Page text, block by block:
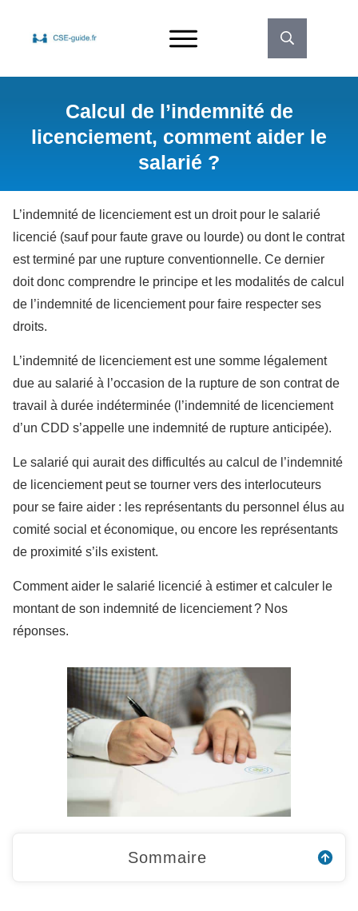
Calcul de l’indemnité de
licenciement, comment aider le
salarié ?
L’indemnité de licenciement est un droit pour le salarié
licencié (sauf pour faute grave ou lourde) ou dont le contrat
est terminé par une rupture conventionnelle. Ce dernier
doit donc comprendre le principe et les modalités de calcul
de l’indemnité de licenciement pour faire respecter ses
droits.
L’indemnité de licenciement est une somme légalement
due au salarié à l’occasion de la rupture de son contrat de
travail à durée indéterminée (l’indemnité de licenciement
d’un CDD s’appelle une indemnité de rupture anticipée).
Le salarié qui aurait des difficultés au calcul de l’indemnité
de licenciement peut se tourner vers des interlocuteurs
pour se faire aider : les représentants du personnel élus au
comité social et économique, ou encore les représentants
de proximité s’ils existent.
Comment aider le salarié licencié à estimer et calculer le
montant de son indemnité de licenciement ? Nos
réponses.
Sommaire